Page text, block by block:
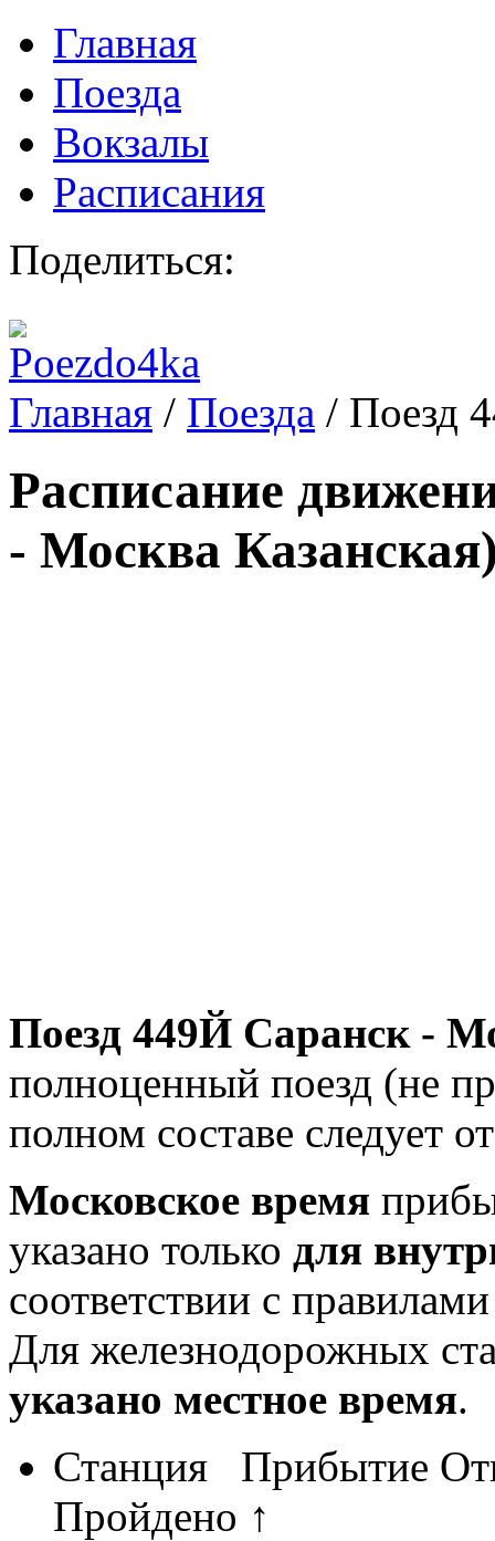
Главная
Поезда
Вокзалы
Расписания
Поделиться:
Главная / Поезда / Поезд
Расписание
- Москва
Поезд 449Й Саранск -
полноценный поезд (не
полном составе следует
Московское время
указано только для
соответствии с
Для железнодорожных
указано местное время.
Станция
Прибытие
Пройдено ↑